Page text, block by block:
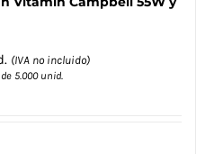
(IVA no incluido)
5.000 unid.